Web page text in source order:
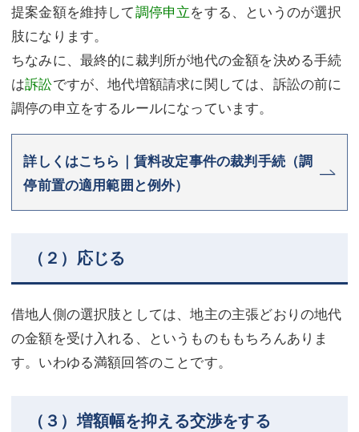
提案金額を維持して調停申立をする、というのが選択
肢になります。
ちなみに、最終的に裁判所が地代の金額を決める手続
は訴訟ですが、地代増額請求に関しては、訴訟の前に
調停の申立をするルールになっています。
詳しくはこちら｜賃料改定事件の裁判手続（調
停前置の適用範囲と例外）
（２）応じる
借地人側の選択肢としては、地主の主張どおりの地代
の金額を受け入れる、というものももちろんありま
す。いわゆる満額回答のことです。
（３）増額幅を抑える交渉をする